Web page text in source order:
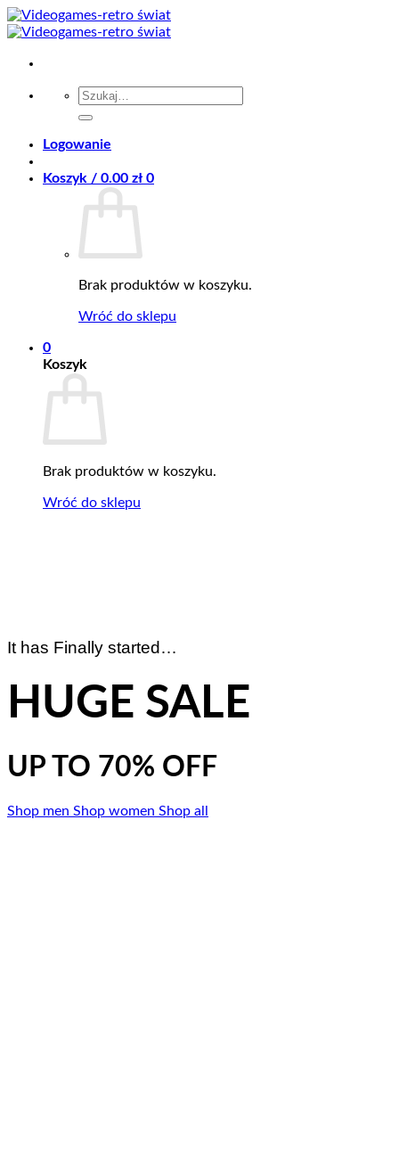
Przewiń
do
Szukaj:
Logowanie
Koszyk / 0.00 zł 0
Brak produktów w koszyku.
Wróć do sklepu
0
Koszyk
Brak produktów w koszyku.
Wróć do sklepu
It has Finally started…
HUGE SALE
UP TO 70% OFF
Shop men Shop women Shop all